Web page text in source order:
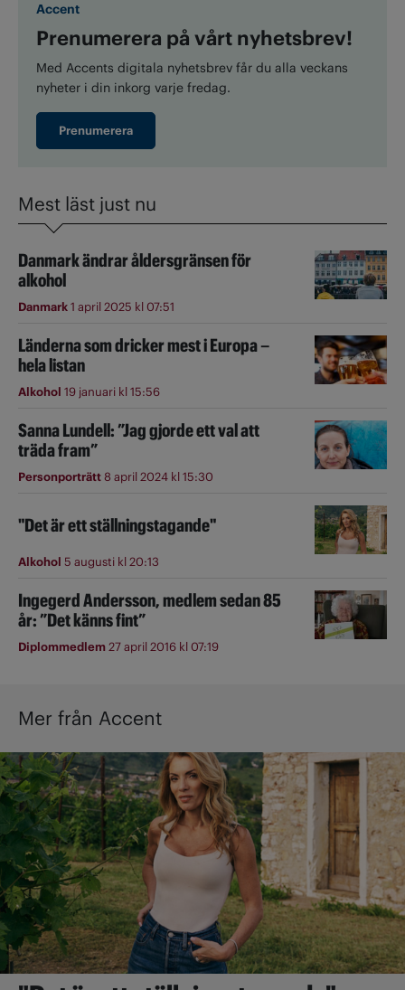
Accent
Prenumerera på vårt nyhetsbrev!
Med Accents digitala nyhetsbrev får du alla veckans
nyheter i din inkorg varje fredag.
Prenumerera
Mest läst just nu
Danmark ändrar åldersgränsen för
alkohol
Danmark1 april 2025 kl 07:51
Länderna som dricker mest i Europa –
hela listan
Alkohol 19 januari kl 15:56
Sanna Lundell: ”Jag gjorde ett val att
träda fram”
Personporträtt8 april 2024 kl 15:30
"Det är ett ställningstagande"
Alkohol 5 augusti kl 20:13
Ingegerd Andersson, medlem sedan 85
år: ”Det känns fint”
Diplommedlem27 april 2016 kl 07:19
Mer från Accent